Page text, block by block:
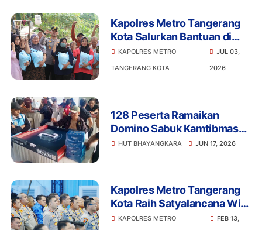
Kapolres Metro Tangerang
Kota Salurkan Bantuan di
Batuceper, Program Jaga
Jakarta Sentuh Langsung
KAPOLRES METRO
TANGERANG KOTA
JUL 03,
2026
128 Peserta Ramaikan
Domino Sabuk Kamtibmas
Kapolres Cup 2026, Juara 1
HUT BHAYANGKARA JUN 17, 2026
Kapolres Metro Tangerang
Kota Raih Satyalancana Wira
Karya dari Presiden
KAPOLRES METRO
FEB 13,